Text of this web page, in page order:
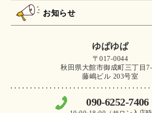
お知らせ
ゆぱゆぱ
〒017-0044
秋田県大館市御成町三丁目
藤嶋ビル 203号室
090-6252-7406